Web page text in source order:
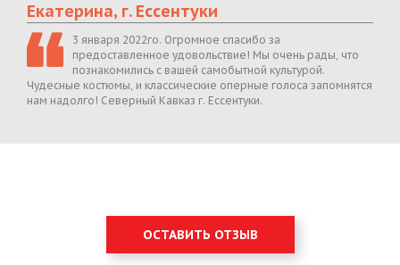
Екатерина, г. Ессентуки
3 января 2022го. Огромное спасибо за
предоставленное удовольствие! Мы очень рады, что
познакомились с вашей самобытной культурой.
Чудесные костюмы, и классические оперные голоса запомнятся
нам надолго! Северный Кавказ г. Ессентуки.
ОСТАВИТЬ ОТЗЫВ